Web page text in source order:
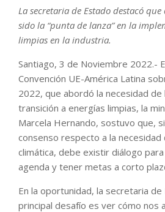
La secretaria de Estado destacó
sido la “punta de lanza” en la
limpias en la industria.
Santiago, 3 de Noviembre 2022.-
Convención UE-América Latina
2022, que abordó la necesidad de
transición a energías limpias, la
Marcela Hernando, sostuvo que,
consenso respecto a la
climática, debe existir diálogo
agenda y tener metas a corto
En la oportunidad, la secretaria de
principal desafío es ver cómo nos